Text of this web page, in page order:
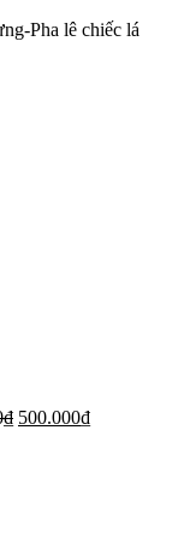
Pha lê chiếc lá
₫ 500.000₫